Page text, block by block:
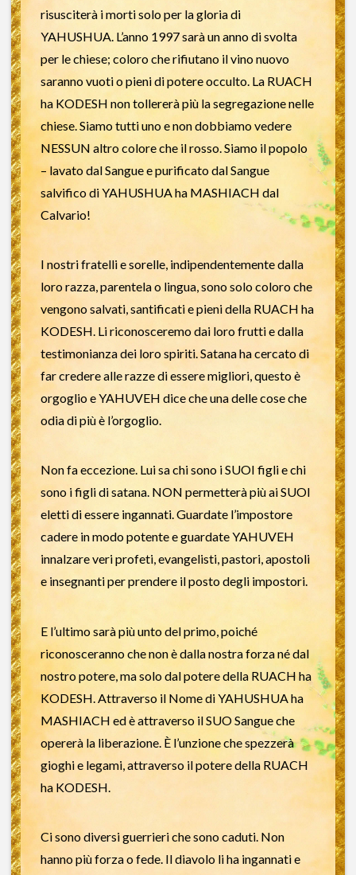
risusciterà i morti solo per la gloria di
YAHUSHUA. L’anno 1997 sarà un anno di svolta
per le chiese; coloro che rifiutano il vino nuovo
saranno vuoti o pieni di potere occulto. La RUACH
ha KODESH non tollererà più la segregazione nelle
chiese. Siamo tutti uno e non dobbiamo vedere
NESSUN altro colore che il rosso. Siamo il popolo
– lavato dal Sangue e purificato dal Sangue
salvifico di YAHUSHUA ha MASHIACH dal
Calvario!
I nostri fratelli e sorelle, indipendentemente dalla
loro razza, parentela o lingua, sono solo coloro che
vengono salvati, santificati e pieni della RUACH ha
KODESH. Li riconosceremo dai loro frutti e dalla
testimonianza dei loro spiriti. Satana ha cercato di
far credere alle razze di essere migliori, questo è
orgoglio e YAHUVEH dice che una delle cose che
odia di più è l’orgoglio.
Non fa eccezione. Lui sa chi sono i SUOI figli e chi
sono i figli di satana. NON permetterà più ai SUOI
eletti di essere ingannati. Guardate l’impostore
cadere in modo potente e guardate YAHUVEH
innalzare veri profeti, evangelisti, pastori, apostoli
e insegnanti per prendere il posto degli impostori.
E l’ultimo sarà più unto del primo, poiché
riconosceranno che non è dalla nostra forza né dal
nostro potere, ma solo dal potere della RUACH ha
KODESH. Attraverso il Nome di YAHUSHUA ha
MASHIACH ed è attraverso il SUO Sangue che
opererà la liberazione. È l’unzione che spezzerà
gioghi e legami, attraverso il potere della RUACH
ha KODESH.
Ci sono diversi guerrieri che sono caduti. Non
hanno più forza o fede. Il diavolo li ha ingannati e